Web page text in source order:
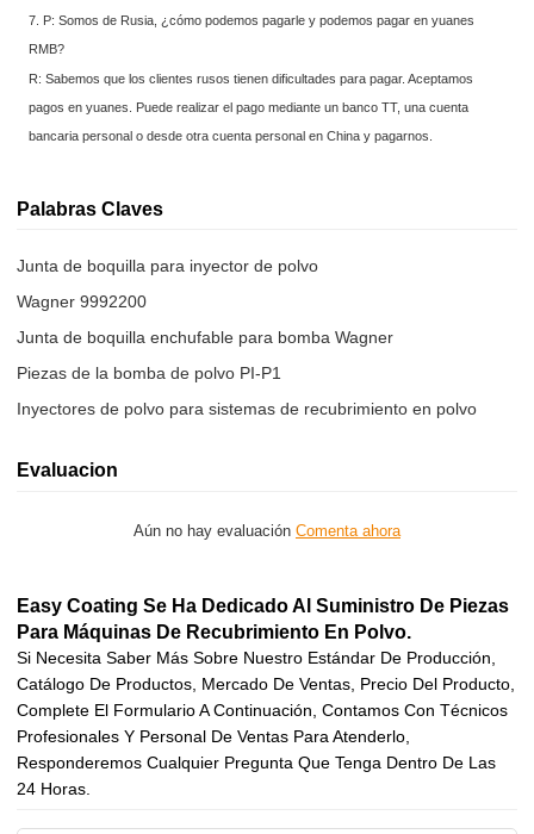
7. P: Somos de Rusia, ¿cómo podemos pagarle y podemos pagar en yuanes
RMB?
R: Sabemos que los clientes rusos tienen dificultades para pagar. Aceptamos
pagos en yuanes. Puede realizar el pago mediante un banco TT, una cuenta
bancaria personal o desde otra cuenta personal en China y pagarnos.
Palabras Claves
Junta de boquilla para inyector de polvo
Wagner 9992200
Junta de boquilla enchufable para bomba Wagner
Piezas de la bomba de polvo PI-P1
Inyectores de polvo para sistemas de recubrimiento en polvo
Evaluacion
Aún no hay evaluación Comenta ahora
Easy Coating Se Ha Dedicado Al Suministro De Piezas
Para Máquinas De Recubrimiento En Polvo.
Si Necesita Saber Más Sobre Nuestro Estándar De Producción,
Catálogo De Productos, Mercado De Ventas, Precio Del Producto,
Complete El Formulario A Continuación, Contamos Con Técnicos
Profesionales Y Personal De Ventas Para Atenderlo,
Responderemos Cualquier Pregunta Que Tenga Dentro De Las
24 Horas.